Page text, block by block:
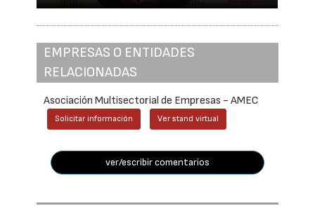
EMPRESAS O ENTIDADES
RELACIONADAS
Asociación Multisectorial de Empresas - AMEC
Solicitar información Ver stand virtual
ver/escribir comentarios